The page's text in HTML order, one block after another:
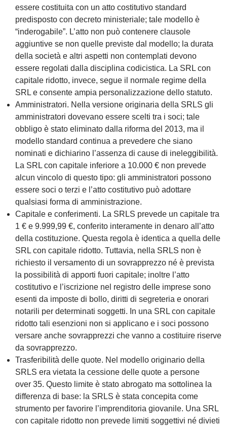
essere costituita con un atto costitutivo standard
predisposto con decreto ministeriale; tale modello è
“inderogabile”. L’atto non può contenere clausole
aggiuntive se non quelle previste dal modello; la durata
della società e altri aspetti non contemplati devono
essere regolati dalla disciplina codicistica. La SRL con
capitale ridotto, invece, segue il normale regime della
SRL e consente ampia personalizzazione dello statuto.
Amministratori. Nella versione originaria della SRLS gli
amministratori dovevano essere scelti tra i soci; tale
obbligo è stato eliminato dalla riforma del 2013, ma il
modello standard continua a prevedere che siano
nominati e dichiarino l’assenza di cause di ineleggibilità.
La SRL con capitale inferiore a 10.000 € non prevede
alcun vincolo di questo tipo: gli amministratori possono
essere soci o terzi e l’atto costitutivo può adottare
qualsiasi forma di amministrazione.
Capitale e conferimenti. La SRLS prevede un capitale tra
1 € e 9.999,99 €, conferito interamente in denaro all’atto
della costituzione. Questa regola è identica a quella delle
SRL con capitale ridotto. Tuttavia, nella SRLS non è
richiesto il versamento di un sovrapprezzo né è prevista
la possibilità di apporti fuori capitale; inoltre l’atto
costitutivo e l’iscrizione nel registro delle imprese sono
esenti da imposte di bollo, diritti di segreteria e onorari
notarili per determinati soggetti. In una SRL con capitale
ridotto tali esenzioni non si applicano e i soci possono
versare anche sovrapprezzi che vanno a costituire riserve
da sovrapprezzo.
Trasferibilità delle quote. Nel modello originario della
SRLS era vietata la cessione delle quote a persone
over 35. Questo limite è stato abrogato ma sottolinea la
differenza di base: la SRLS è stata concepita come
strumento per favorire l’imprenditoria giovanile. Una SRL
con capitale ridotto non prevede limiti soggettivi né divieti